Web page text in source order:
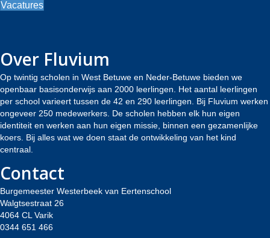
Vacatures
Over Fluvium
Op twintig scholen in West Betuwe en Neder-Betuwe bieden we
openbaar basisonderwijs aan 2000 leerlingen. Het aantal leerlingen
per school varieert tussen de 42 en 290 leerlingen. Bij Fluvium werken
ongeveer 250 medewerkers. De scholen hebben elk hun eigen
identiteit en werken aan hun eigen missie, binnen een gezamenlijke
koers. Bij alles wat we doen staat de ontwikkeling van het kind
centraal.
Contact
Burgemeester Westerbeek van Eertenschool
Walgtsestraat 26
4064 CL Varik
0344 651 466